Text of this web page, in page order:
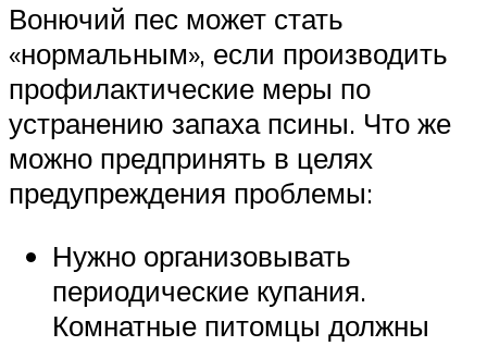
Вонючий пес может стать
«нормальным», если производить
профилактические меры по
устранению запаха псины. Что же
можно предпринять в целях
предупреждения проблемы:
Нужно организовывать
периодические купания.
Комнатные питомцы должны